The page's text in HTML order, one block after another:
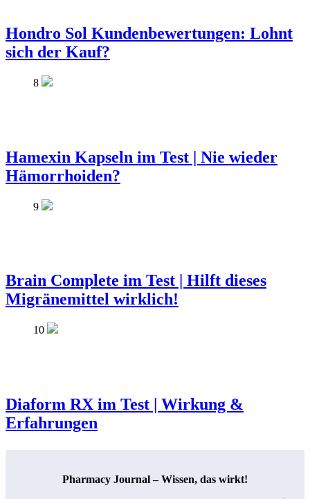
Hondro Sol Kundenbewertungen: Lohnt
sich der Kauf?
8
Hamexin Kapseln im Test | Nie wieder
Hämorrhoiden?
9
Brain Complete im Test | Hilft dieses
Migränemittel wirklich!
10
Diaform RX im Test | Wirkung &
Erfahrungen
Pharmacy Journal – Wissen, das wirkt!